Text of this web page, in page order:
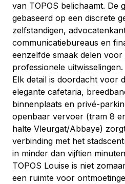
van TOPOS belichaamt. De
gebaseerd op een discrete
zelfstandigen,
communicatiebureaus en
eenzelfde smaak delen voor
professionele uitwisselingen.
Elk detail is doordacht voor
elegante cafetaria,
binnenplaats en privé-
openbaar vervoer (tram 8
halte Vleurgat/Abbaye)
verbinding met het
in minder dan vijftien
TOPOS Louise is niet
een ruimte voor